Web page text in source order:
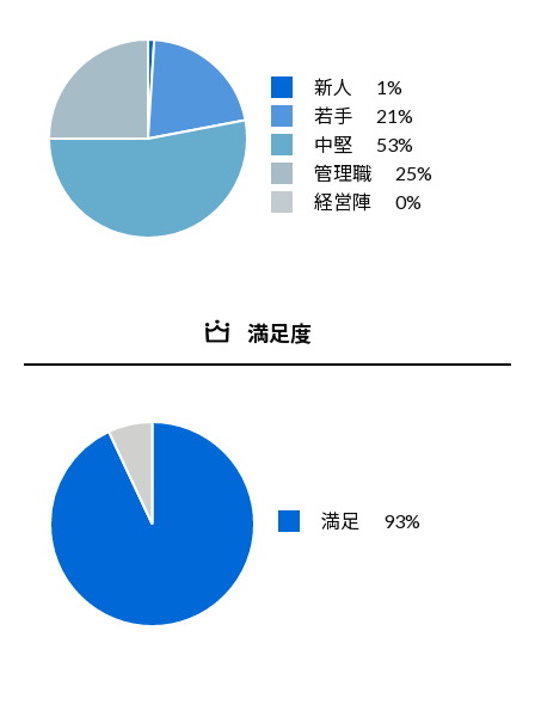
新人
1%
若手
21%
中堅
53%
管理職
25%
経営陣
0%
満足度
満足 93%